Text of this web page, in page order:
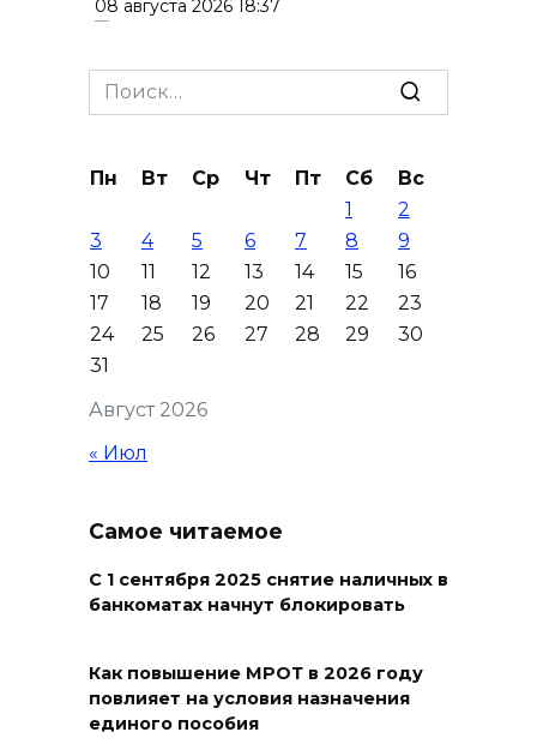
08 августа 2026 18:37
На трассе Р-280 «Новороссия»
водителей будут
На Дону обсудили вопросы
повышения доступности
медицинской помощи с
участием федеральных
новую модульную котельную
Платовский
Это стало нашей традицией:
ростовчане установили
Search
for:
Август 2026
Пн Вт Ср Чт Пт Сб
Вс
1
2
3
4 5 6 7 8
9
10
11 12 13 14 15
16
17
18 19 20 21 22
23
24
25 26 27 28 29
30
31
« Июл
Самое читаемое
С 1 сентября 2025 снятие наличных в
банкоматах начнут блокировать
Как повышение МРОТ в 2026 году
повлияет на условия назначения
единого пособия